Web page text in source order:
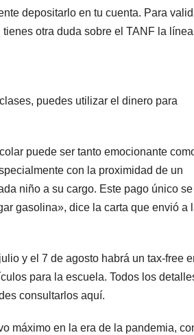
depositarlo en tu cuenta. Para
otra duda sobre el TANF la línea
puedes utilizar el dinero para
puede ser tanto emocionante
con la proximidad de un
niño a su cargo. Este pago único se
gasolina», dice la carta que envió a
y el 7 de agosto habrá un tax-free
para la escuela. Todos los
consultarlos aquí.
máximo en la era de la pandemia,